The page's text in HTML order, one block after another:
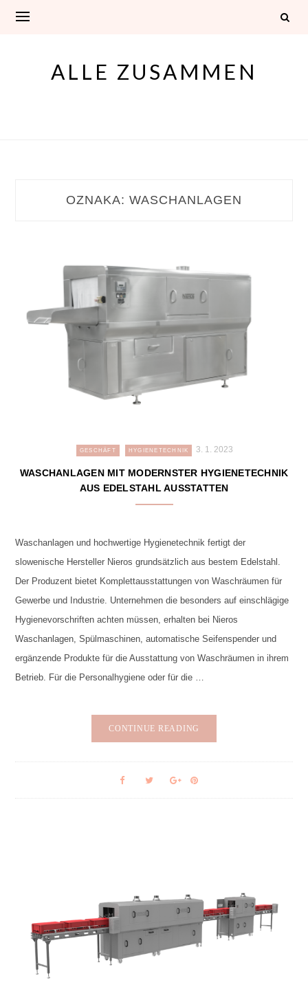
ALLE ZUSAMMEN
OZNAKA: WASCHANLAGEN
GESCHÄFT HYGIENETECHNIK 3. 1. 2023
WASCHANLAGEN MIT MODERNSTER HYGIENETECHNIK
AUS EDELSTAHL AUSSTATTEN
Waschanlagen und hochwertige Hygienetechnik fertigt der
slowenische Hersteller Nieros grundsätzlich aus bestem Edelstahl.
Der Produzent bietet Komplettausstattungen von Waschräumen für
Gewerbe und Industrie. Unternehmen die besonders auf einschlägige
Hygienevorschriften achten müssen, erhalten bei Nieros
Waschanlagen, Spülmaschinen, automatische Seifenspender und
ergänzende Produkte für die Ausstattung von Waschräumen in ihrem
Betrieb. Für die Personalhygiene oder für die …
CONTINUE READING